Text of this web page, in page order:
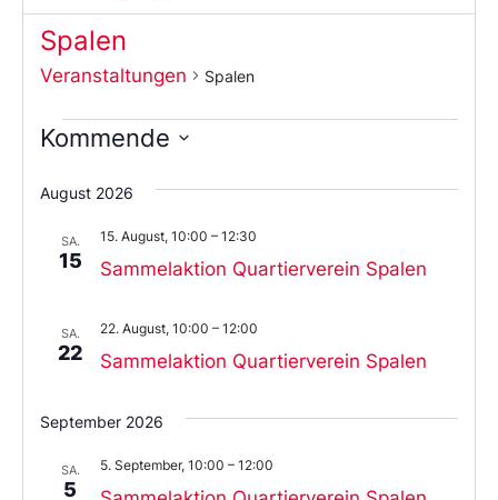
Spalen
Veranstaltungen Spalen
Kommende
Sie
das
aus.
August 2026
SA.
15 Sammelaktion Quartierverein Spalen
15. August, 10:00 – 12:30
SA.
22 Sammelaktion Quartierverein Spalen
22. August, 10:00 – 12:00
September 2026
SA.
5
5. September, 10:00 – 12:00